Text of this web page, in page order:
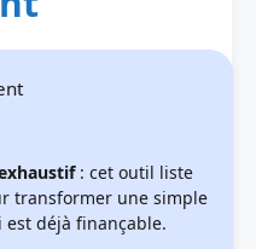
: cet outil liste
transformer une simple
déjà finançable.